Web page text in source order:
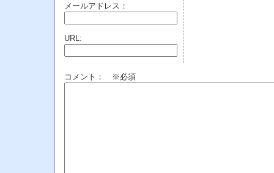
メールアドレス：
URL:
コメント： ※必須